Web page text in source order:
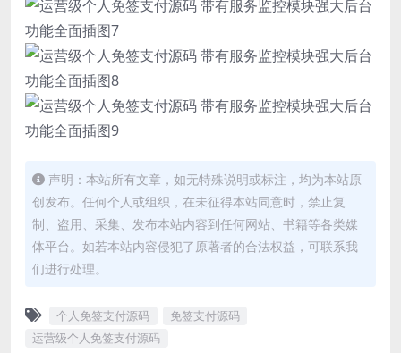
声明：本站所有文章，如无特殊说明或标注，均为本站原
创发布。任何个人或组织，在未征得本站同意时，禁止复
制、盗用、采集、发布本站内容到任何网站、书籍等各类媒
体平台。如若本站内容侵犯了原著者的合法权益，可联系我
们进行处理。
个人免签支付源码
免签支付源码
运营级个人免签支付源码